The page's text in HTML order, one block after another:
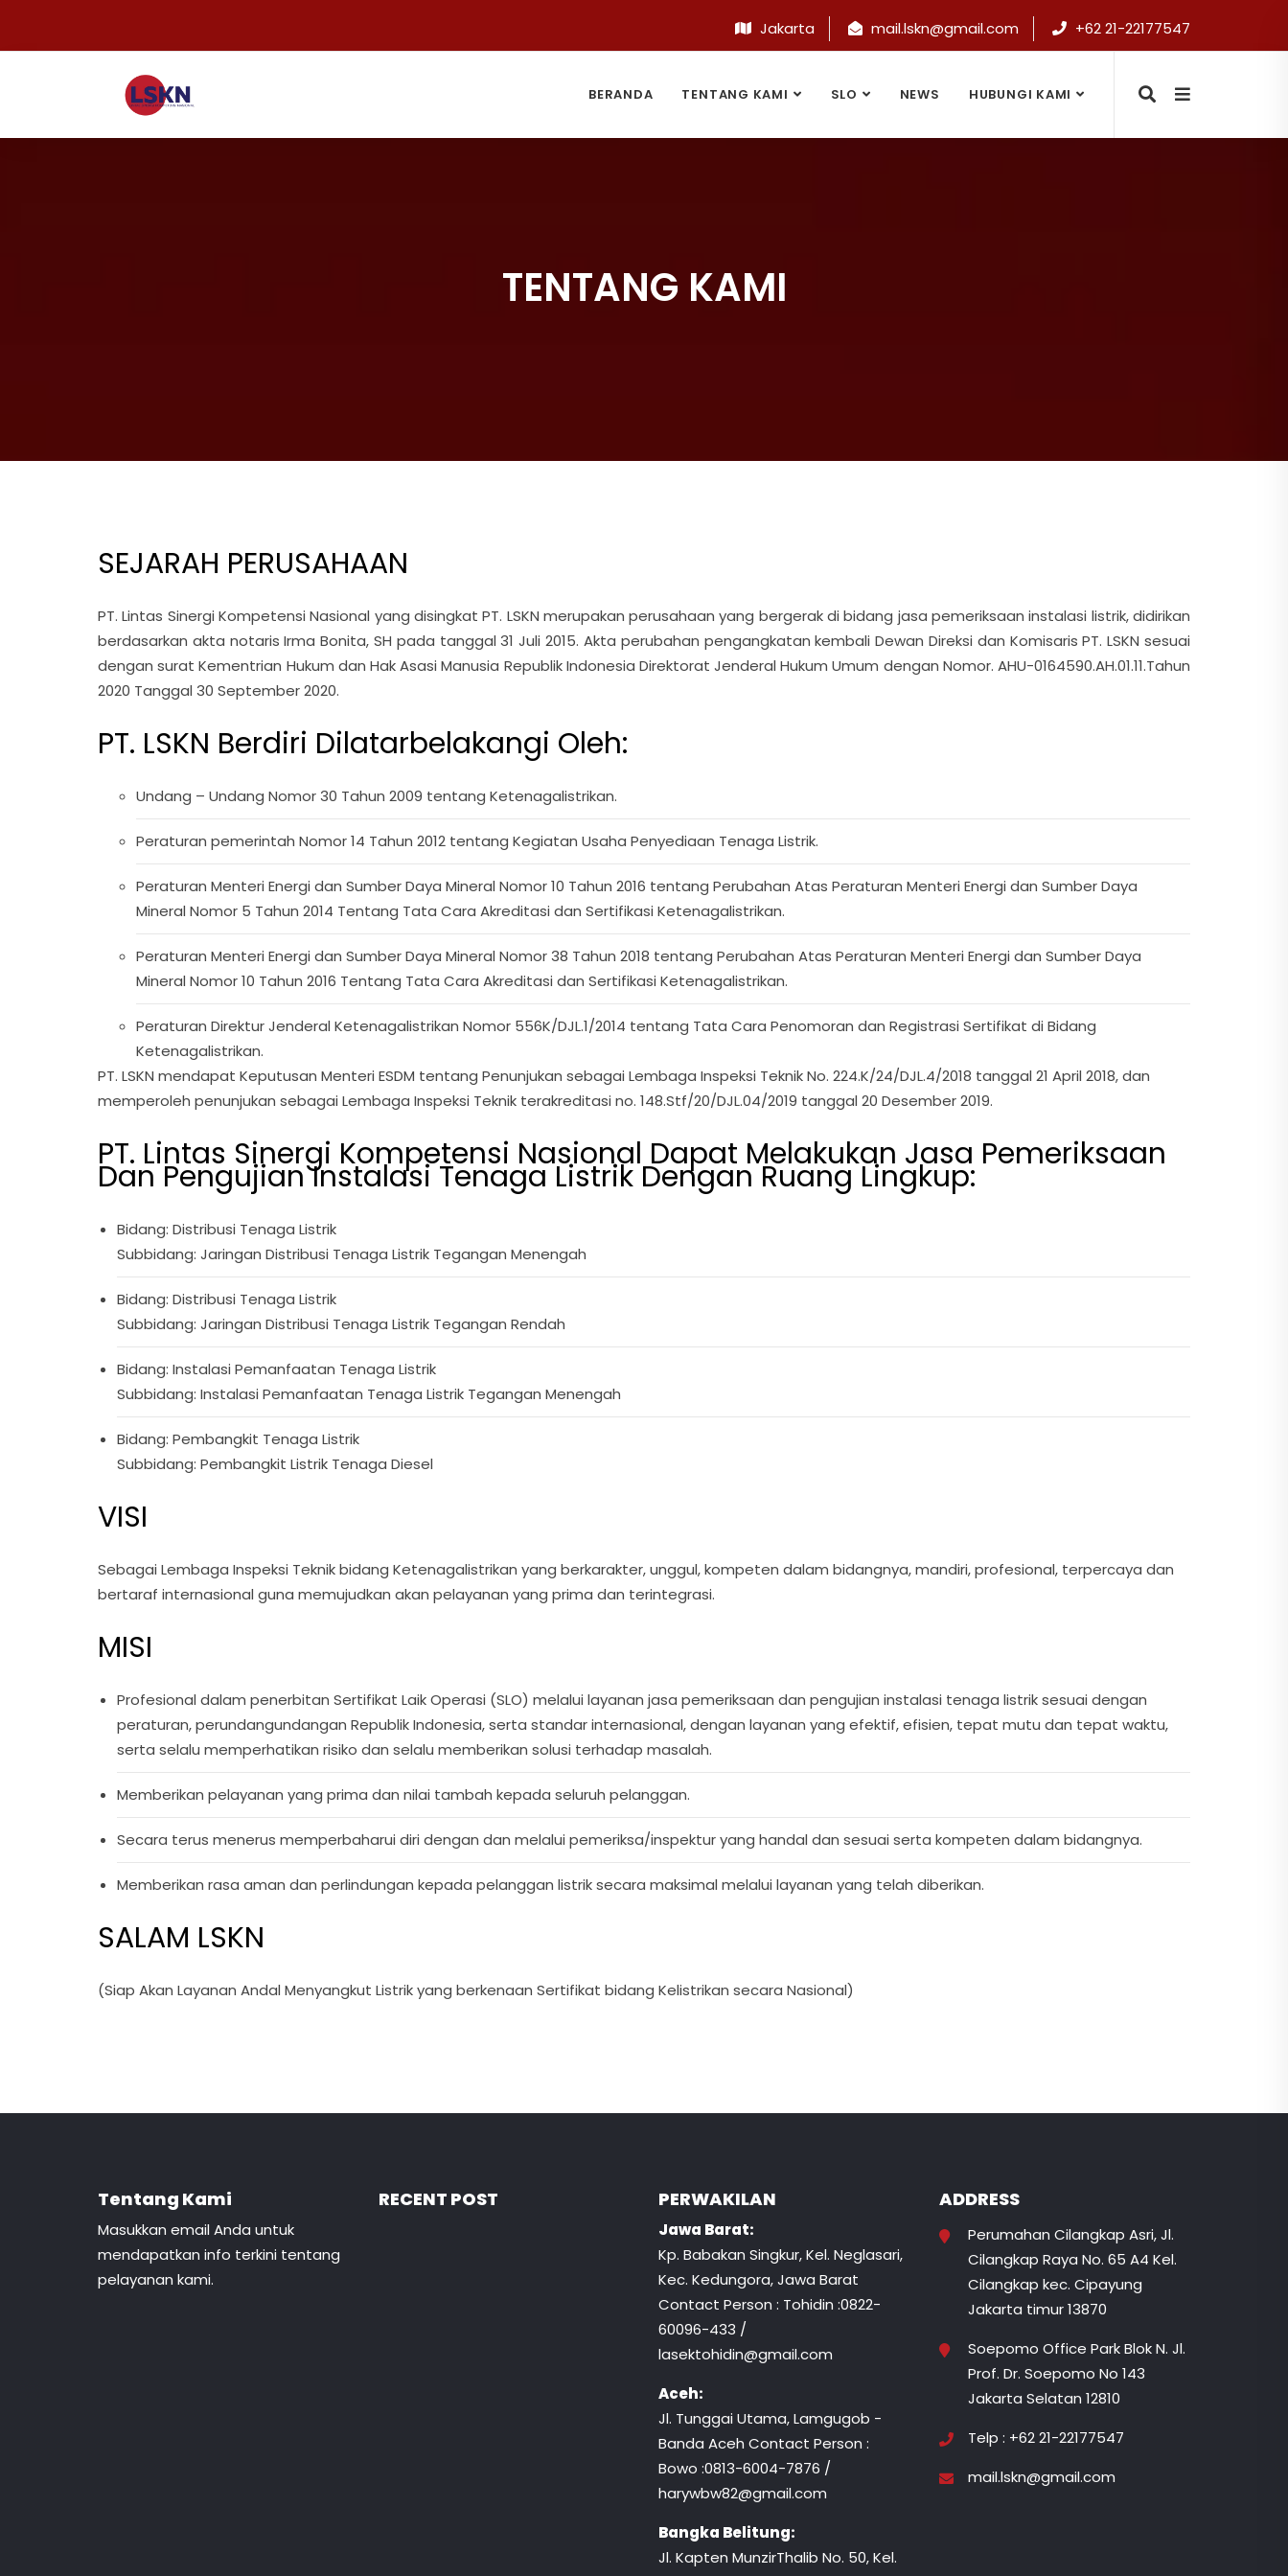
Jakarta mail.lskn@gmail.com +62 21-22177547
BERANDA TENTANG KAMI SLO NEWS HUBUNGI KAMI
TENTANG KAMI
SEJARAH PERUSAHAAN
PT. Lintas Sinergi Kompetensi Nasional yang disingkat PT. LSKN merupakan perusahaan yang bergerak di bidang jasa pemeriksaan instalasi listrik, didirikan
berdasarkan akta notaris Irma Bonita, SH pada tanggal 31 Juli 2015. Akta perubahan pengangkatan kembali Dewan Direksi dan Komisaris PT. LSKN sesuai
dengan surat Kementrian Hukum dan Hak Asasi Manusia Republik Indonesia Direktorat Jenderal Hukum Umum dengan Nomor. AHU-0164590.AH.01.11.Tahun
2020 Tanggal 30 September 2020.
PT. LSKN Berdiri Dilatarbelakangi Oleh:
Undang – Undang Nomor 30 Tahun 2009 tentang Ketenagalistrikan.
Peraturan pemerintah Nomor 14 Tahun 2012 tentang Kegiatan Usaha Penyediaan Tenaga Listrik.
Peraturan Menteri Energi dan Sumber Daya Mineral Nomor 10 Tahun 2016 tentang Perubahan Atas Peraturan Menteri Energi dan Sumber Daya
Mineral Nomor 5 Tahun 2014 Tentang Tata Cara Akreditasi dan Sertifikasi Ketenagalistrikan.
Peraturan Menteri Energi dan Sumber Daya Mineral Nomor 38 Tahun 2018 tentang Perubahan Atas Peraturan Menteri Energi dan Sumber Daya
Mineral Nomor 10 Tahun 2016 Tentang Tata Cara Akreditasi dan Sertifikasi Ketenagalistrikan.
Peraturan Direktur Jenderal Ketenagalistrikan Nomor 556K/DJL.1/2014 tentang Tata Cara Penomoran dan Registrasi Sertifikat di Bidang
Ketenagalistrikan.
PT. LSKN mendapat Keputusan Menteri ESDM tentang Penunjukan sebagai Lembaga Inspeksi Teknik No. 224.K/24/DJL.4/2018 tanggal 21 April 2018, dan
memperoleh penunjukan sebagai Lembaga Inspeksi Teknik terakreditasi no. 148.Stf/20/DJL.04/2019 tanggal 20 Desember 2019.
PT. Lintas Sinergi Kompetensi Nasional Dapat Melakukan Jasa Pemeriksaan
Dan Pengujian Instalasi Tenaga Listrik Dengan Ruang Lingkup:
Bidang: Distribusi Tenaga Listrik
Subbidang: Jaringan Distribusi Tenaga Listrik Tegangan Menengah
Bidang: Distribusi Tenaga Listrik
Subbidang: Jaringan Distribusi Tenaga Listrik Tegangan Rendah
Bidang: Instalasi Pemanfaatan Tenaga Listrik
Subbidang: Instalasi Pemanfaatan Tenaga Listrik Tegangan Menengah
Bidang: Pembangkit Tenaga Listrik
Subbidang: Pembangkit Listrik Tenaga Diesel
VISI
Sebagai Lembaga Inspeksi Teknik bidang Ketenagalistrikan yang berkarakter, unggul, kompeten dalam bidangnya, mandiri, profesional, terpercaya dan
bertaraf internasional guna memujudkan akan pelayanan yang prima dan terintegrasi.
MISI
Profesional dalam penerbitan Sertifikat Laik Operasi (SLO) melalui layanan jasa pemeriksaan dan pengujian instalasi tenaga listrik sesuai dengan
peraturan, perundangundangan Republik Indonesia, serta standar internasional, dengan layanan yang efektif, efisien, tepat mutu dan tepat waktu,
serta selalu memperhatikan risiko dan selalu memberikan solusi terhadap masalah.
Memberikan pelayanan yang prima dan nilai tambah kepada seluruh pelanggan.
Secara terus menerus memperbaharui diri dengan dan melalui pemeriksa/inspektur yang handal dan sesuai serta kompeten dalam bidangnya.
Memberikan rasa aman dan perlindungan kepada pelanggan listrik secara maksimal melalui layanan yang telah diberikan.
SALAM LSKN
(Siap Akan Layanan Andal Menyangkut Listrik yang berkenaan Sertifikat bidang Kelistrikan secara Nasional)
Tentang Kami
Masukkan email Anda untuk
mendapatkan info terkini tentang
pelayanan kami.
RECENT POST PERWAKILAN
Jawa Barat:
Kp. Babakan Singkur, Kel. Neglasari,
Kec. Kedungora, Jawa Barat
Contact Person : Tohidin :0822-
60096-433 /
lasektohidin@gmail.com
Aceh:
Jl. Tunggai Utama, Lamgugob -
Banda Aceh Contact Person :
Bowo :0813-6004-7876 /
harywbw82@gmail.com
Bangka Belitung:
Jl. Kapten MunzirThalib No. 50, Kel.
ADDRESS
Perumahan Cilangkap Asri, Jl.
Cilangkap Raya No. 65 A4 Kel.
Cilangkap kec. Cipayung
Jakarta timur 13870
Soepomo Office Park Blok N. Jl.
Prof. Dr. Soepomo No 143
Jakarta Selatan 12810
Telp : +62 21-22177547
mail.lskn@gmail.com